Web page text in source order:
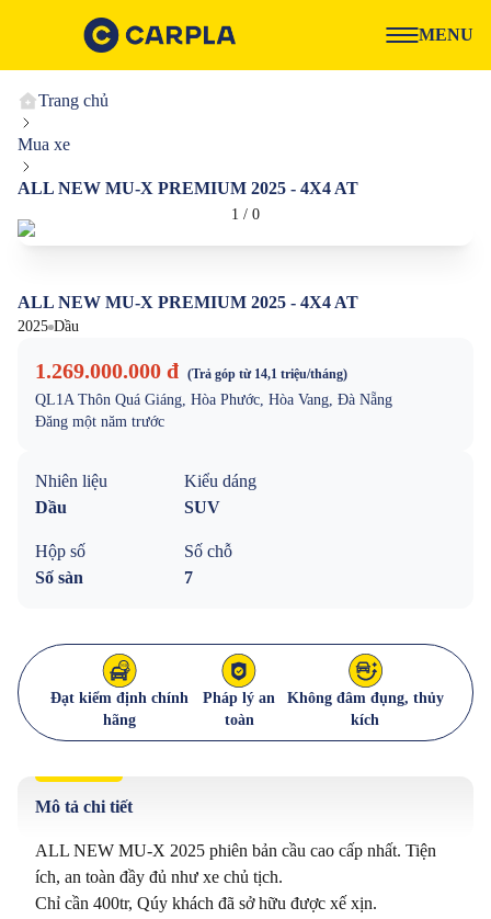
MENU
Trang chủ
Mua xe
ALL NEW MU-X PREMIUM 2025 - 4X4 AT
1 / 0
ALL NEW MU-X PREMIUM 2025 - 4X4 AT
2025 Dầu
1.269.000.000 đ (Trả góp từ 14,1 triệu/tháng)
QL1A Thôn Quá Giáng, Hòa Phước, Hòa Vang, Đà Nẵng
Đăng một năm trước
Nhiên liệu
Dầu
Kiểu dáng
SUV
Hộp số
Số sàn
Số chỗ
7
Đạt kiểm định chính
hãng
Pháp lý an
toàn
Không đâm đụng, thủy
kích
Mô tả chi tiết
ALL NEW MU-X 2025 phiên bản cầu cao cấp nhất. Tiện
ích, an toàn đầy đủ như xe chủ tịch.
Chỉ cần 400tr, Qúy khách đã sở hữu được xế xịn.